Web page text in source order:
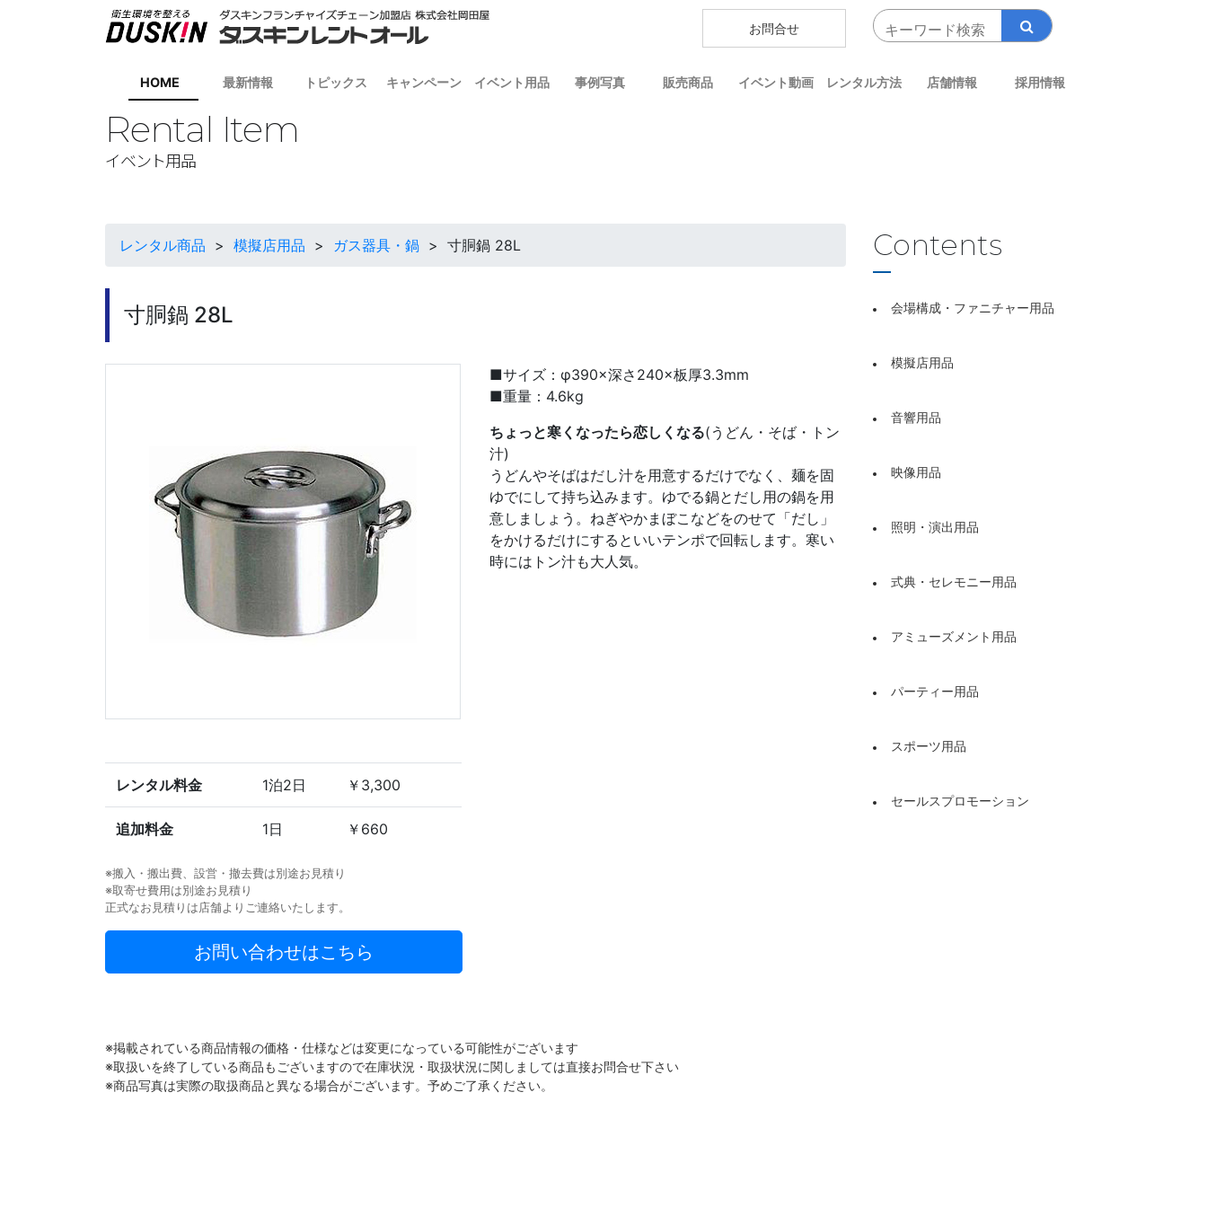
お問合せ
HOME 最新情報 トピックス キャンペーン イベント用品 事例写真 販売商品 イベント動画 レンタル方法 店舗情報 採用情報
Rental Item
イベント用品
レンタル商品 > 模擬店用品 > ガス器具・鍋 > 寸胴鍋 28L
寸胴鍋 28L
レンタル料金 1泊2日 ￥3,300
追加料金 1日 ￥660
※搬入・搬出費、設営・撤去費は別途お見積り
※取寄せ費用は別途お見積り
正式なお見積りは店舗よりご連絡いたします。
お問い合わせはこちら
■サイズ：φ390×深さ240×板厚3.3mm
■重量：4.6kg
ちょっと寒くなったら恋しくなる(うどん・そば・トン
汁)
うどんやそばはだし汁を用意するだけでなく、麺を固
ゆでにして持ち込みます。ゆでる鍋とだし用の鍋を用
意しましょう。ねぎやかまぼこなどをのせて「だし」
をかけるだけにするといいテンポで回転します。寒い
時にはトン汁も大人気。
※掲載されている商品情報の価格・仕様などは変更になっている可能性がございます
※取扱いを終了している商品もございますので在庫状況・取扱状況に関しましては直接お問合せ下さい
※商品写真は実際の取扱商品と異なる場合がございます。予めご了承ください。
Contents
会場構成・ファニチャー用品
模擬店用品
音響用品
映像用品
照明・演出用品
式典・セレモニー用品
アミューズメント用品
パーティー用品
スポーツ用品
セールスプロモーション